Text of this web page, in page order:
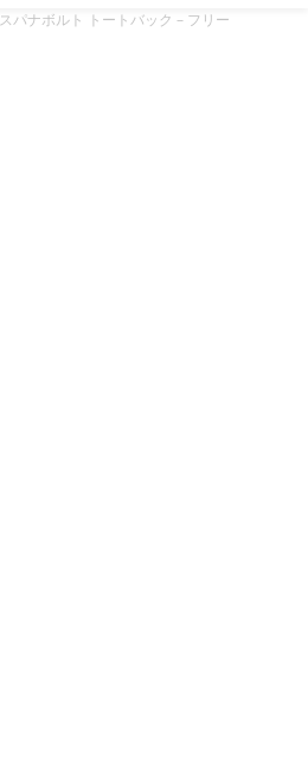
スパナボルト トートバック – フリー